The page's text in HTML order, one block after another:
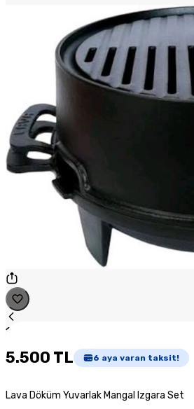
1
5.500 TL 6 aya varan taksit!
Lava Döküm Yuvarlak Mangal Izgara Set